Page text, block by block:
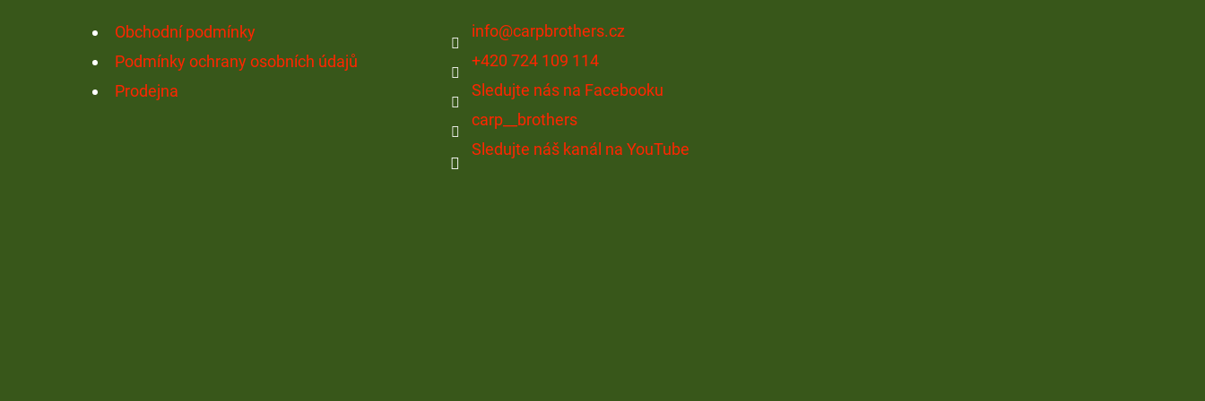
Obchodní podmínky
Podmínky ochrany osobních údajů
Prodejna
info@carpbrothers.cz
+420 724 109 114
Sledujte nás na Facebooku
carp__brothers
Sledujte náš kanál na YouTube